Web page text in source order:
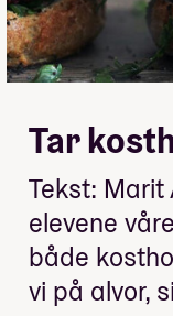
Tar
Tekst:
elevene
både
vi på alvor,